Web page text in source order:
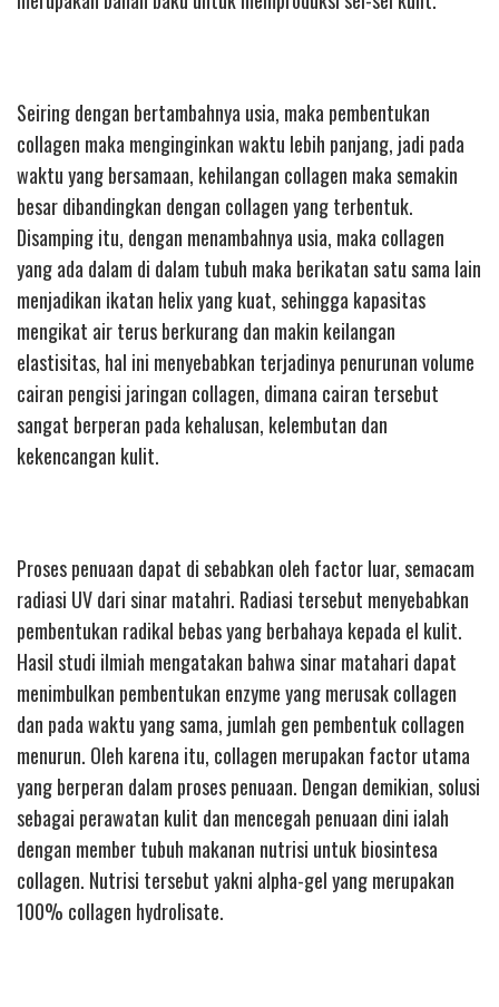
Seiring dengan bertambahnya usia, maka pembentukan
collagen maka menginginkan waktu lebih panjang, jadi pada
waktu yang bersamaan, kehilangan collagen maka semakin
besar dibandingkan dengan collagen yang terbentuk.
Disamping itu, dengan menambahnya usia, maka collagen
yang ada dalam di dalam tubuh maka berikatan satu sama lain
menjadikan ikatan helix yang kuat, sehingga kapasitas
mengikat air terus berkurang dan makin keilangan
elastisitas, hal ini menyebabkan terjadinya penurunan volume
cairan pengisi jaringan collagen, dimana cairan tersebut
sangat berperan pada kehalusan, kelembutan dan
kekencangan kulit.
Proses penuaan dapat di sebabkan oleh factor luar, semacam
radiasi UV dari sinar matahri. Radiasi tersebut menyebabkan
pembentukan radikal bebas yang berbahaya kepada el kulit.
Hasil studi ilmiah mengatakan bahwa sinar matahari dapat
menimbulkan pembentukan enzyme yang merusak collagen
dan pada waktu yang sama, jumlah gen pembentuk collagen
menurun. Oleh karena itu, collagen merupakan factor utama
yang berperan dalam proses penuaan. Dengan demikian, solusi
sebagai perawatan kulit dan mencegah penuaan dini ialah
dengan member tubuh makanan nutrisi untuk biosintesa
collagen. Nutrisi tersebut yakni alpha-gel yang merupakan
100% collagen hydrolisate.